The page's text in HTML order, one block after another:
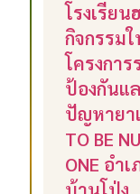
โรงเรียน
กิจกรรม
โครงกา
ป้องกันแ
ปัญหายา
TO BE
ONE อำเ